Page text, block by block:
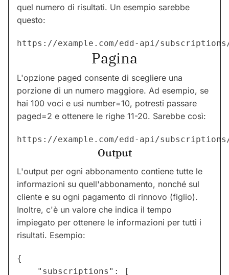
quel numero di risultati. Un esempio sarebbe
questo:
Pagina
L'opzione paged consente di scegliere una
porzione di un numero maggiore. Ad esempio, se
hai 100 voci e usi number=10, potresti passare
paged=2 e ottenere le righe 11-20. Sarebbe così:
Output
L'output per ogni abbonamento contiene tutte le
informazioni su quell'abbonamento, nonché sul
cliente e su ogni pagamento di rinnovo (figlio).
Inoltre, c'è un valore che indica il tempo
impiegato per ottenere le informazioni per tutti i
risultati. Esempio:
{
    "subscriptions": [